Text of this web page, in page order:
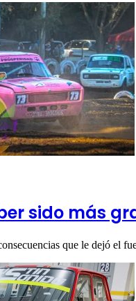
sido más
que le dejó el